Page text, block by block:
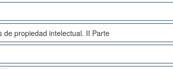
de propiedad intelectual. II Parte